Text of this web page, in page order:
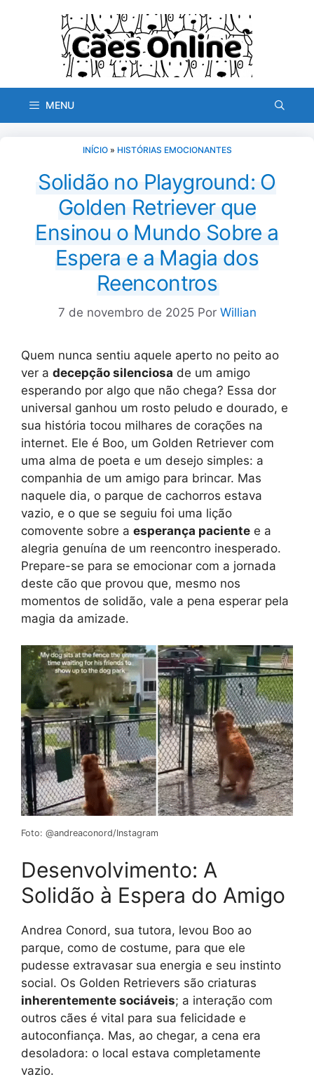
MENU
INÍCIO» HISTÓRIAS EMOCIONANTES
Solidão no Playground: O
Golden Retriever que
Ensinou o Mundo Sobre a
Espera e a Magia dos
Reencontros
7 de novembro de 2025 Por Willian
Quem nunca sentiu aquele aperto no peito ao
ver a decepção silenciosa de um amigo
esperando por algo que não chega? Essa dor
universal ganhou um rosto peludo e dourado, e
sua história tocou milhares de corações na
internet. Ele é Boo, um Golden Retriever com
uma alma de poeta e um desejo simples: a
companhia de um amigo para brincar. Mas
naquele dia, o parque de cachorros estava
vazio, e o que se seguiu foi uma lição
comovente sobre a esperança paciente e a
alegria genuína de um reencontro inesperado.
Prepare-se para se emocionar com a jornada
deste cão que provou que, mesmo nos
momentos de solidão, vale a pena esperar pela
magia da amizade.
Foto: @andreaconord/Instagram
Desenvolvimento: A
Solidão à Espera do Amigo
Andrea Conord, sua tutora, levou Boo ao
parque, como de costume, para que ele
pudesse extravasar sua energia e seu instinto
social. Os Golden Retrievers são criaturas
inherentemente sociáveis; a interação com
outros cães é vital para sua felicidade e
autoconfiança. Mas, ao chegar, a cena era
desoladora: o local estava completamente
vazio.